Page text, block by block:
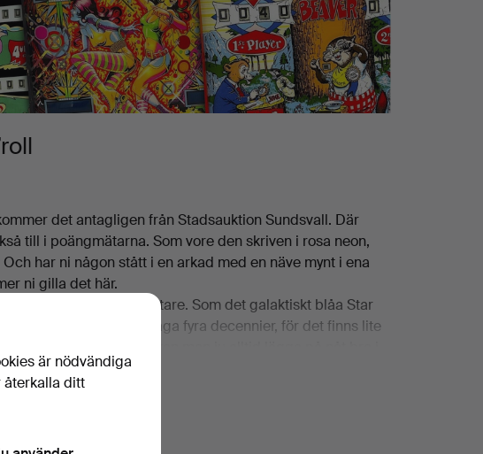
det antagligen från Stadsauktion Sundsvall. Där
till i poängmätarna. Som vore den skriven i rosa neon,
har ni någon stått i en arkad med en näve mynt i ena
ni gilla det här.
några riktiga tungviktare. Som det galaktiskt blåa Star
Kanske ska man säga fyra decennier, för det finns lite
eller ge de där enarmade banditerna en omgång. Ett par
äkta känslan alltså.
är nödvändiga
återkalla ditt